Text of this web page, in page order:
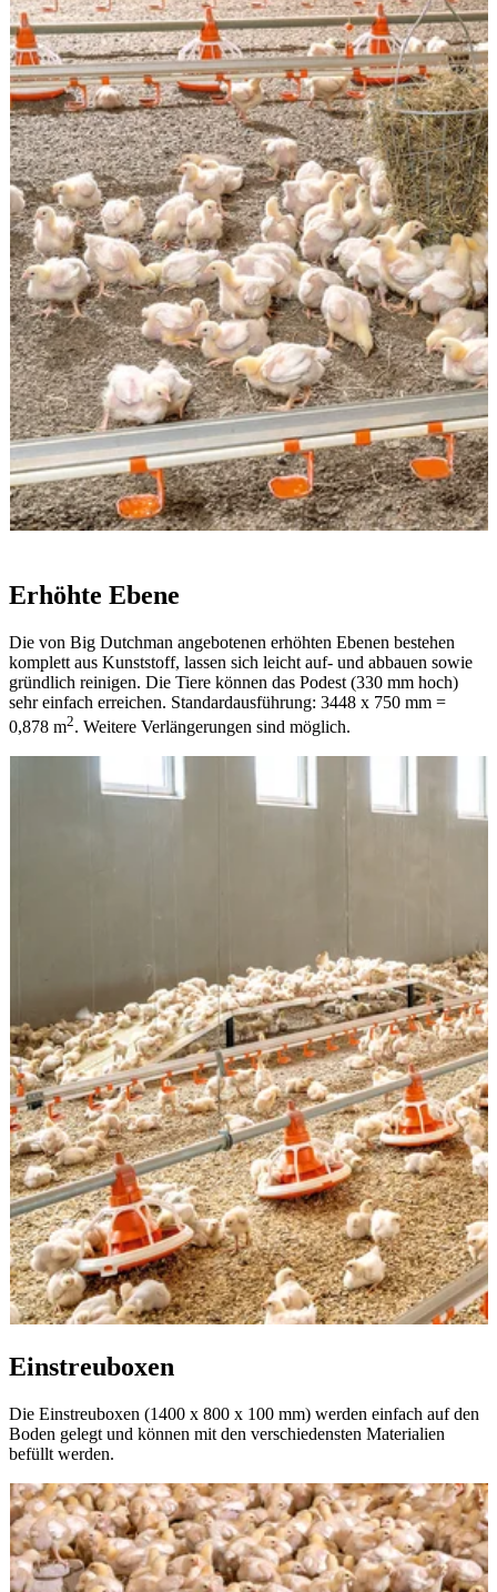
Erhöhte Ebene
Die von Big Dutchman angebotenen erhöhten Ebenen bestehen
komplett aus Kunststoff, lassen sich leicht auf- und abbauen sowie
gründlich reinigen. Die Tiere können das Podest (330 mm hoch)
sehr einfach erreichen. Standardausführung: 3448 x 750 mm =
0,878 m2. Weitere Verlängerungen sind möglich.
Einstreuboxen
Die Einstreuboxen (1400 x 800 x 100 mm) werden einfach auf den
Boden gelegt und können mit den verschiedensten Materialien
befüllt werden.